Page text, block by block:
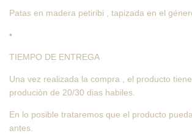
Patas en madera petiribi , tapizada en el
•
TIEMPO DE ENTREGA
Una vez realizada la compra , el producto
produciòn de 20/30 dias habiles.
En lo posible trataremos que el producto
antes.